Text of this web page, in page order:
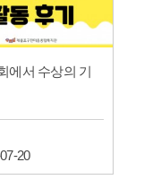
에서 수상의 기
20